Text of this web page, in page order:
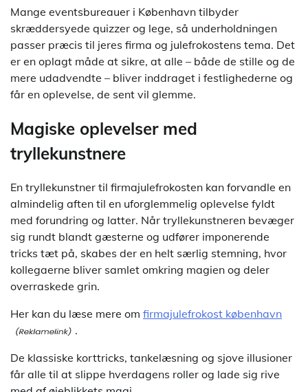
Mange eventsbureauer i København tilbyder
skræddersyede quizzer og lege, så underholdningen
passer præcis til jeres firma og julefrokostens tema. Det
er en oplagt måde at sikre, at alle – både de stille og de
mere udadvendte – bliver inddraget i festlighederne og
får en oplevelse, de sent vil glemme.
Magiske oplevelser med
tryllekunstnere
En tryllekunstner til firmajulefrokosten kan forvandle en
almindelig aften til en uforglemmelig oplevelse fyldt
med forundring og latter. Når tryllekunstneren bevæger
sig rundt blandt gæsterne og udfører imponerende
tricks tæt på, skabes der en helt særlig stemning, hvor
kollegaerne bliver samlet omkring magien og deler
overraskede grin.
Her kan du læse mere om firmajulefrokost københavn
.
De klassiske korttricks, tankelæsning og sjove illusioner
får alle til at slippe hverdagens roller og lade sig rive